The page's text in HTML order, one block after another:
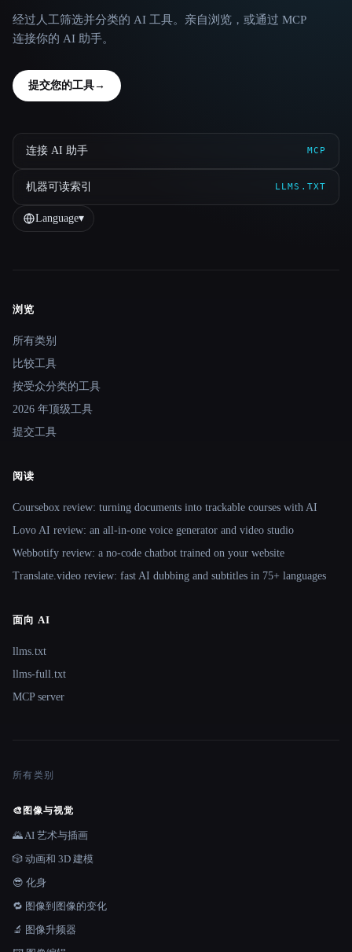
经过人工筛选并分类的 AI 工具。亲自浏览，或通过 MCP
连接你的 AI 助手。
提交您的工具→
连接 AI 助手 MCP
机器可读索引 LLMS.TXT
Language▾
Site navigation
浏览
所有类别
比较工具
按受众分类的工具
2026 年顶级工具
提交工具
阅读
Coursebox review: turning documents into trackable courses with AI
Lovo AI review: an all-in-one voice generator and video studio
Webbotify review: a no-code chatbot trained on your website
Translate.video review: fast AI dubbing and subtitles in 75+ languages
面向 AI
llms.txt
llms-full.txt
MCP server
所有类别
🎨 图像与视觉
🌄 AI 艺术与插画
🎲 动画和 3D 建模
😎 化身
🔁 图像到图像的变化
🔬 图像升频器